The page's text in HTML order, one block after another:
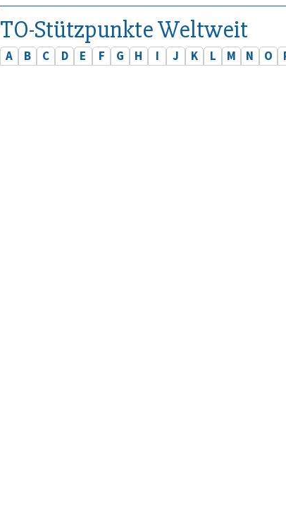
TO-Stützpunkte Weltweit
A B C D E F G H I J K L M N O